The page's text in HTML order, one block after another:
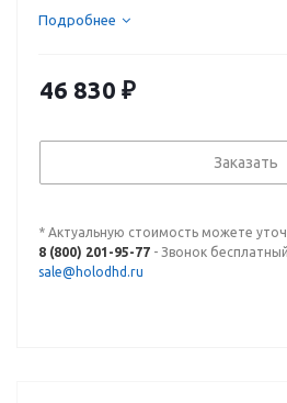
Подробнее
46 830 ₽
Заказать
* Актуальную стоимость можете
8 (800) 201-95-77 - Звонок бесплатный
sale@holodhd.ru